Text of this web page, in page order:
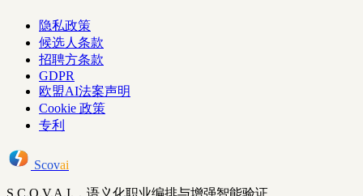
隐私政策
候选人条款
招聘方条款
GDPR
欧盟AI法案声明
Cookie 政策
专利
Scovai